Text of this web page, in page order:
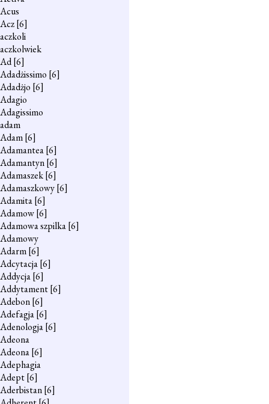
Acus
Acz[6]
aczkoli
aczkolwiek
Ad[6]
Adadżissimo [6]
Adadżjo [6]
Adagio
Adagissimo
adam
Adam[6]
Adamantea[6]
Adamantyn[6]
Adamaszek[6]
Adamaszkowy[6]
Adamita[6]
Adamow[6]
Adamowa szpilka[6]
Adamowy
Adarm[6]
Adcytacja[6]
Addycja[6]
Addytament[6]
Adebon[6]
Adefagja[6]
Adenologja[6]
Adeona
Adeona[6]
Adephagia
Adept[6]
Aderbistan[6]